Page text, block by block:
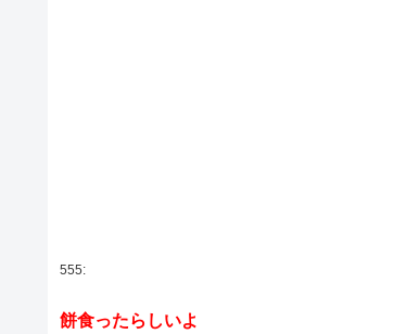
555:
餅食ったらしいよ